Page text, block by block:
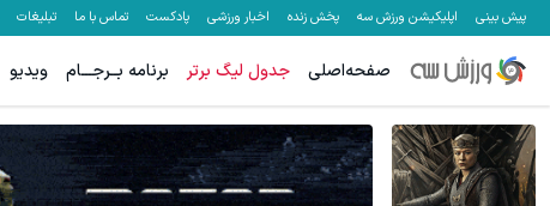
پیش بینی اپلیکیشن ورزش سه پخش زنده اخبار ورزشی پادکست تماس با ما تبلیغات
صفحه‌اصلی جدول لیگ برتر برنامه بــرجـــام ویدیو